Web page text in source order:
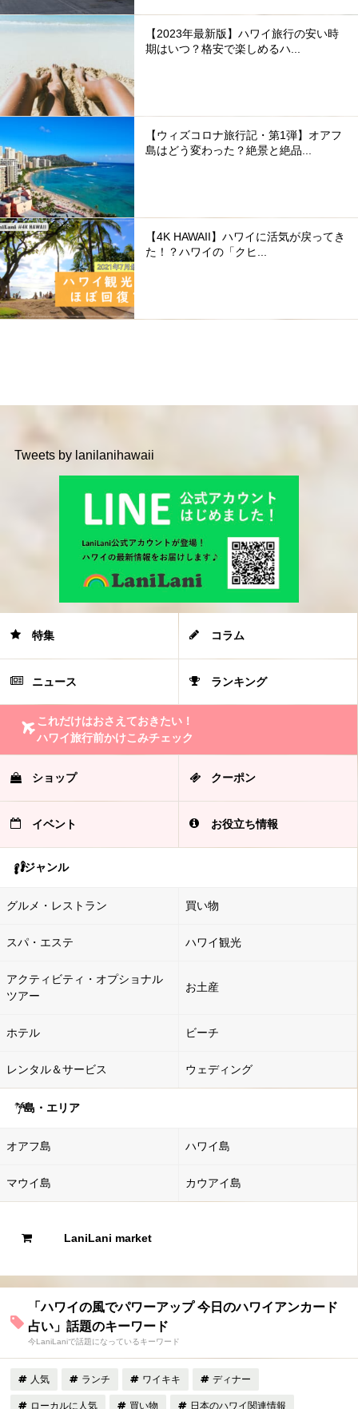
【2023年最新版】ハワイ旅行の安い時
期はいつ？格安で楽しめるハ...
【ウィズコロナ旅行記・第1弾】オアフ
島はどう変わった？絶景と絶品...
【4K HAWAII】ハワイに活気が戻ってき
た！？ハワイの「クヒ...
Tweets by lanilanihawaii
特集 コラム
ニュース ランキング
これだけはおさえておきたい！
ハワイ旅行前かけこみチェック
ショップ クーポン
イベント お役立ち情報
ジャンル
グルメ・レストラン 買い物
スパ・エステ ハワイ観光
アクティビティ・オプショナル
ツアー
お土産
ホテル ビーチ
レンタル＆サービス ウェディング
島・エリア
オアフ島 ハワイ島
マウイ島 カウアイ島
LaniLani market
「ハワイの風でパワーアップ 今日のハワイアンカード
占い」話題のキーワード
今LaniLaniで話題になっているキーワード
人気 ランチ ワイキキ ディナー
ローカルに人気 買い物 日本のハワイ関連情報